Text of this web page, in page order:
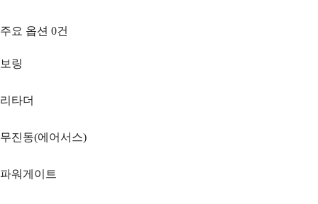
주요 옵션 0건
보링
리타더
무진동(에어서스)
파워게이트